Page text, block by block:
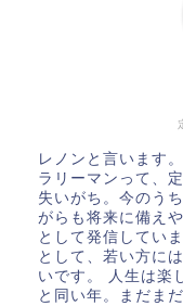
レノンと言います
ラリーマンって、
失いがち。今のう
がらも将来に備え
として発信してい
として、若い方に
いです。 人生は楽
と同い年。まだま